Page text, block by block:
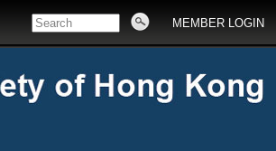
MEMBER LOGIN